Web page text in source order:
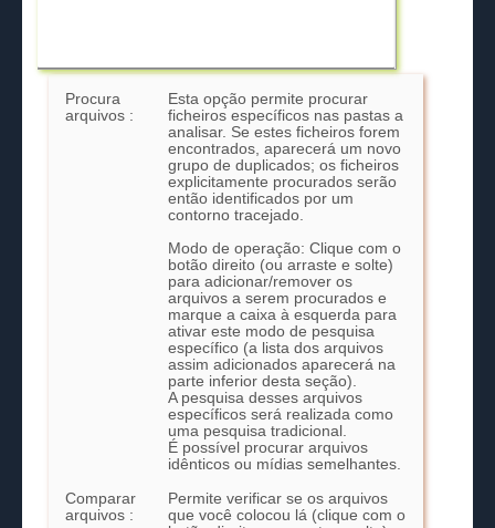
Procura
arquivos :
Esta opção permite procurar
ficheiros específicos nas pastas a
analisar. Se estes ficheiros forem
encontrados, aparecerá um novo
grupo de duplicados; os ficheiros
explicitamente procurados serão
então identificados por um
contorno tracejado.
Modo de operação: Clique com o
botão direito (ou arraste e solte)
para adicionar/remover os
arquivos a serem procurados e
marque a caixa à esquerda para
ativar este modo de pesquisa
específico (a lista dos arquivos
assim adicionados aparecerá na
parte inferior desta seção).
A pesquisa desses arquivos
específicos será realizada como
uma pesquisa tradicional.
É possível procurar arquivos
idênticos ou mídias semelhantes.
Comparar
arquivos :
Permite verificar se os arquivos
que você colocou lá (clique com o